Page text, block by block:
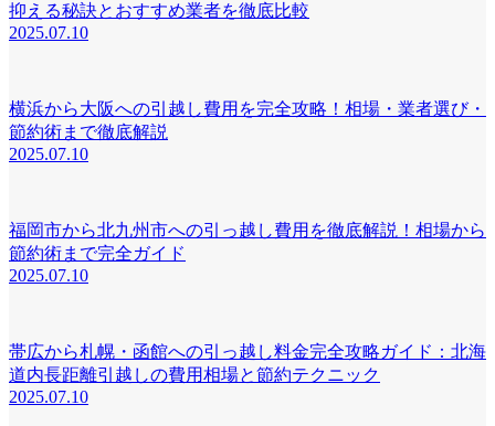
抑える秘訣とおすすめ業者を徹底比較
2025.07.10
横浜から大阪への引越し費用を完全攻略！相場・業者選び・
節約術まで徹底解説
2025.07.10
福岡市から北九州市への引っ越し費用を徹底解説！相場から
節約術まで完全ガイド
2025.07.10
帯広から札幌・函館への引っ越し料金完全攻略ガイド：北海
道内長距離引越しの費用相場と節約テクニック
2025.07.10